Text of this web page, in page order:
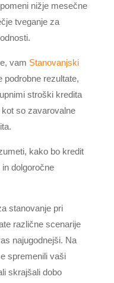
nižje mesečne
tveganje za
vam Stanovanjski
rezultate,
stroški kredita
so zavarovalne
kako bo kredit
dolgoročne
stanovanje pri
različne scenarije
najugodnejši. Na
spremenili vaši
skrajšali dobo